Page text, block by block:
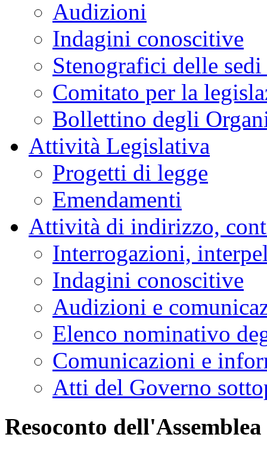
Audizioni
Indagini conoscitive
Stenografici delle
Comitato per la
Bollettino degli
Attività Legislativa
Progetti di legge
Emendamenti
Attività di indirizzo,
Interrogazioni,
Indagini conoscitive
Audizioni e
Elenco nominativo
Comunicazioni e
Atti del Governo
Resoconto dell'Assemblea